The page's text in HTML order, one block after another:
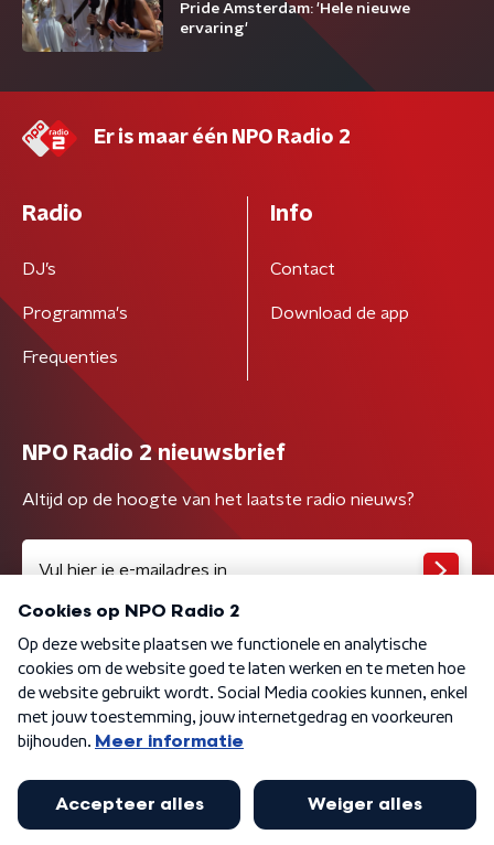
Pride Amsterdam: 'Hele nieuwe
ervaring'
Er is maar één NPO Radio 2
Radio
DJ’s
Programma's
Frequenties
Info
Contact
Download de app
NPO Radio 2 nieuwsbrief
Altijd op de hoogte van het laatste radio nieuws?
Algemene voorwaarden